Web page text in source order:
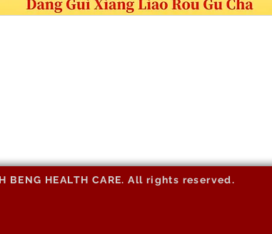
BENG HEALTH CARE. All rights reserved.